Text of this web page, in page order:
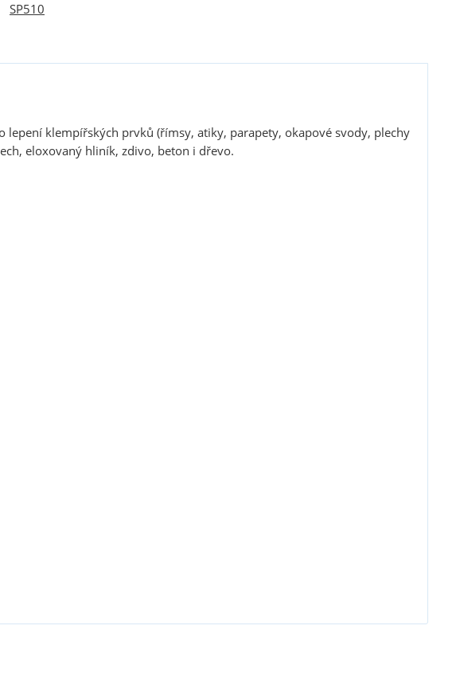
SP510
klempířských prvků (římsy, atiky, parapety, okapové svody, plechy
eloxovaný hliník, zdivo, beton i dřevo.